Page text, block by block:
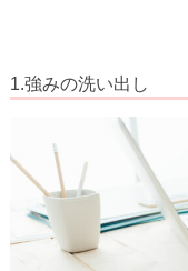
1.強みの洗い出し